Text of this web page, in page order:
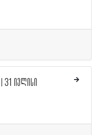
31 ივლისი